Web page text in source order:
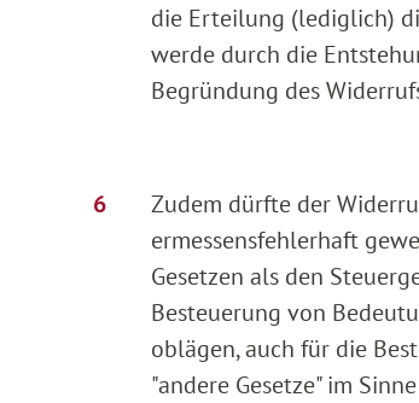
die Erteilung (lediglich)
werde durch die
Begründung des
Zudem dürfte der
ermessensfehlerhaft
Gesetzen als den
Besteuerung von
oblägen, auch für die
"andere Gesetze" im